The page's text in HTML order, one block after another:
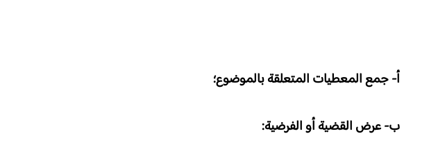
أ- جمع المعطيات المتعلقة بالموضوع؛
ب- عرض القضية أو الفرضية: